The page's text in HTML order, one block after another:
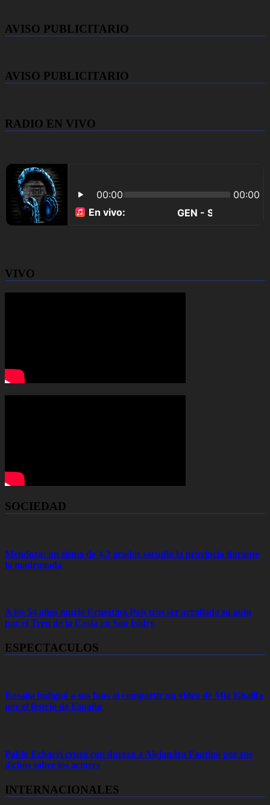
AVISO PUBLICITARIO
AVISO PUBLICITARIO
RADIO EN VIVO
VIVO
SOCIEDAD
Mendoza: un sismo de 4,3 grados sacudió la provincia durante
la madrugada
A los 54 años murió Ernestina Pais tras ser arrollado su auto
por el Tren de la Costa en San Isidro
ESPECTACULOS
Rosalía indignó a sus fans al compartir un video de Mia Khalifa
por el festejo de España
Pablo Echarri cruzó con dureza a Alejandro Fantino por sus
dichos sobre los actores
INTERNACIONALES